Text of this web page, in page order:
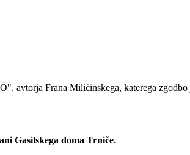
Frana Miličinskega, katerega zgodbo
Gasilskega doma Trniče.